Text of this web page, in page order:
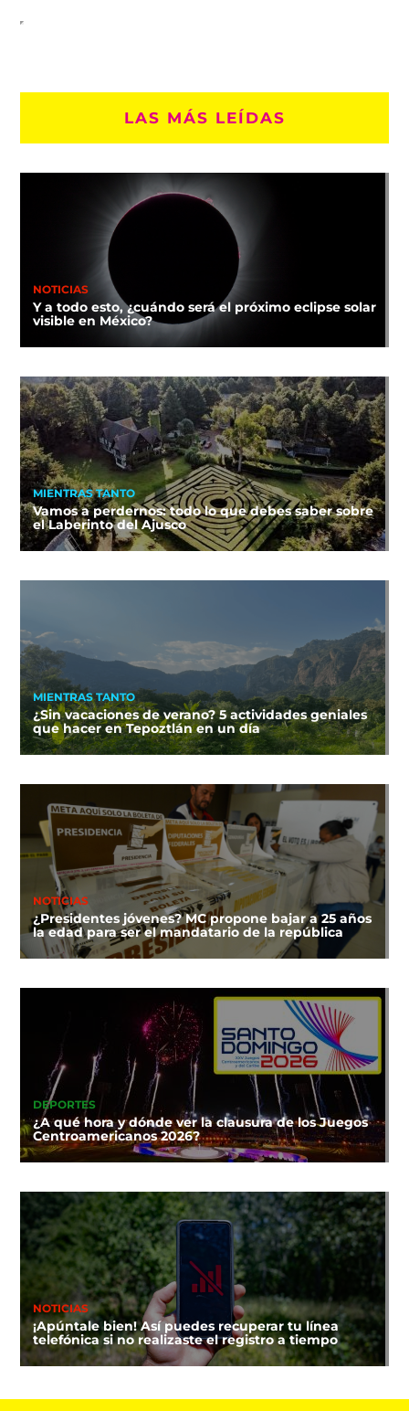
LAS MÁS LEÍDAS
NOTICIAS
Y a todo esto, ¿cuándo será el próximo eclipse solar
visible en México?
MIENTRAS TANTO
Vamos a perdernos: todo lo que debes saber sobre
el Laberinto del Ajusco
MIENTRAS TANTO
¿Sin vacaciones de verano? 5 actividades geniales
que hacer en Tepoztlán en un día
NOTICIAS
¿Presidentes jóvenes? MC propone bajar a 25 años
la edad para ser el mandatario de la república
DEPORTES
¿A qué hora y dónde ver la clausura de los Juegos
Centroamericanos 2026?
NOTICIAS
¡Apúntale bien! Así puedes recuperar tu línea
telefónica si no realizaste el registro a tiempo